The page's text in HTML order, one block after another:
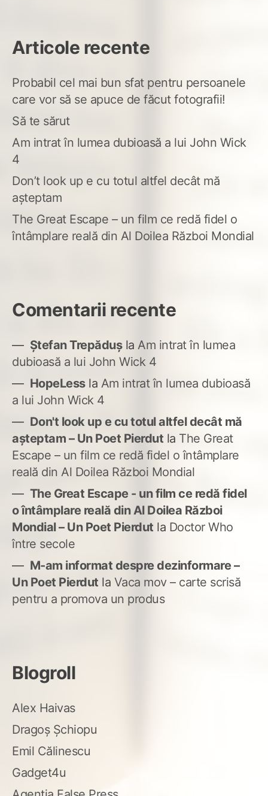
Articole recente
Probabil cel mai bun sfat pentru persoanele
care vor să se apuce de făcut fotografii!
Să te sărut
Am intrat în lumea dubioasă a lui John Wick
4
Don’t look up e cu totul altfel decât mă
așteptam
The Great Escape – un film ce redă fidel o
întâmplare reală din Al Doilea Război Mondial
Comentarii recente
Ștefan Trepădușla Am intrat în lumea
dubioasă a lui John Wick 4
HopeLessla Am intrat în lumea dubioasă
a lui John Wick 4
Don't look up e cu totul altfel decât mă
așteptam – Un Poet Pierdut la The Great
Escape – un film ce redă fidel o întâmplare
reală din Al Doilea Război Mondial
The Great Escape - un film ce redă fidel
o întâmplare reală din Al Doilea Război
Mondial – Un Poet Pierdut la Doctor Who
între secole
M-am informat despre dezinformare –
Un Poet Pierdut la Vaca mov – carte scrisă
pentru a promova un produs
Blogroll
Alex Haivas
Dragoș Șchiopu
Emil Călinescu
Gadget4u